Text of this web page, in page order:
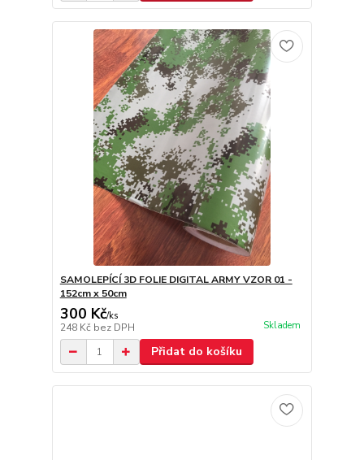
SAMOLEPÍCÍ 3D FOLIE DIGITAL ARMY VZOR 01 -
152cm x 50cm
300 Kč/ks
248 Kč bez DPH Skladem
Přidat do košíku